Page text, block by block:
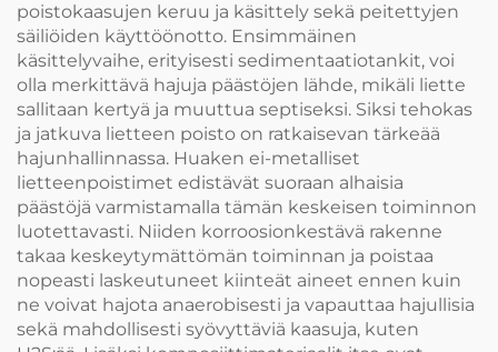
poistokaasujen keruu ja käsittely sekä peitettyjen
säiliöiden käyttöönotto. Ensimmäinen
käsittelyvaihe, erityisesti sedimentaatiotankit, voi
olla merkittävä hajuja päästöjen lähde, mikäli liette
sallitaan kertyä ja muuttua septiseksi. Siksi tehokas
ja jatkuva lietteen poisto on ratkaisevan tärkeää
hajunhallinnassa. Huaken ei-metalliset
lietteenpoistimet edistävät suoraan alhaisia
päästöjä varmistamalla tämän keskeisen toiminnon
luotettavasti. Niiden korroosionkestävä rakenne
takaa keskeytymättömän toiminnan ja poistaa
nopeasti laskeutuneet kiinteät aineet ennen kuin
ne voivat hajota anaerobisesti ja vapauttaa hajullisia
sekä mahdollisesti syövyttäviä kaasuja, kuten